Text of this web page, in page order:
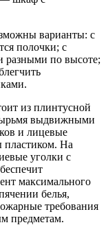
варианты: с
полочки; с
по высоте;
из плинтусной
выдвижными
и лицевые
На
уголки с
максимального
белья,
требования
предметам.